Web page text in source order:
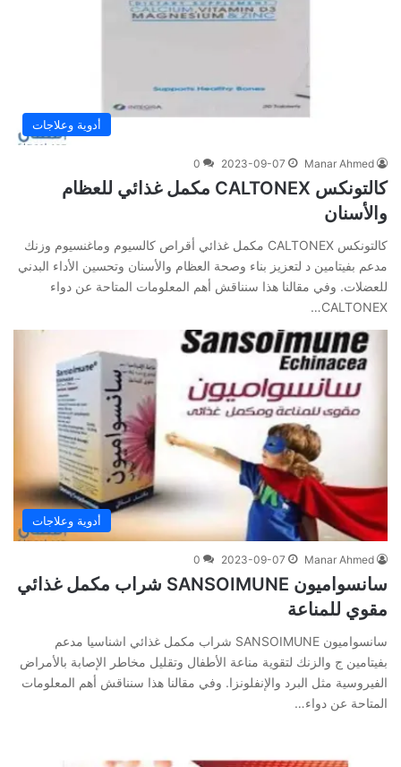
أدوية وعلاجات
Manar Ahmed
2023-09-07
0
كالتونكس CALTONEX مكمل غذائي للعظام
والأسنان
كالتونكس CALTONEX مكمل غذائي أقراص كالسيوم وماغنسيوم وزنك
مدعم بفيتامين د لتعزيز بناء وصحة العظام والأسنان وتحسين الأداء البدني
للعضلات. وفي‌ ‌مقالنا‌ ‌هذا‌ ‌سنناقش‌ ‌أهم‌ ‌المعلومات‌ ‌المتاحة‌ ‌عن‌ دواء
CALTONEX…
أدوية وعلاجات
Manar Ahmed
2023-09-07
0
سانسواميون SANSOIMUNE شراب مكمل غذائي
مقوي للمناعة
سانسواميون SANSOIMUNE شراب مكمل غذائي اشناسيا مدعم
بفيتامين ج والزنك لتقوية مناعة الأطفال وتقليل مخاطر الإصابة بالأمراض
الفيروسية مثل البرد والإنفلونزا. وفي‌ ‌مقالنا‌ ‌هذا‌ ‌سنناقش‌ ‌أهم‌ ‌المعلومات‌
‌المتاحة‌ ‌عن‌ دواء…